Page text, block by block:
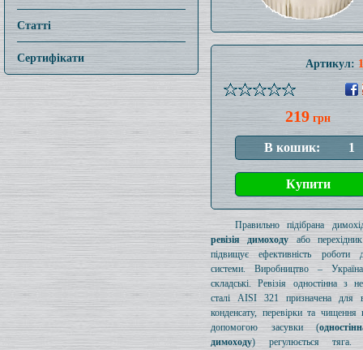
Статті
Сертифікати Артикул:
219 грн
Правильно підібрана
ревізія димоходу або
підвищує ефективність роботи
системи. Виробництво –
складські. Ревізія одностінна з
сталі AISI 321 призначена для
конденсату, перевірки та чищення
допомогою засувки (
димоходу) регулюється